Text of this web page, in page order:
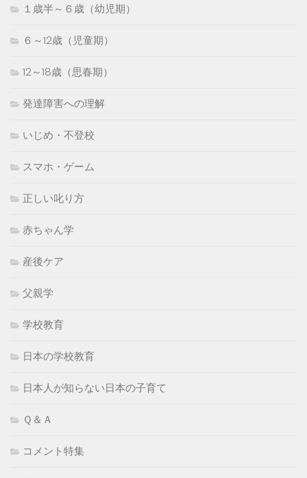
１歳半～６歳（幼児期）
６～12歳（児童期）
12～18歳（思春期）
発達障害への理解
いじめ・不登校
スマホ・ゲーム
正しい叱り方
赤ちゃん学
産後ケア
父親学
学校教育
日本の学校教育
日本人が知らない日本の子育て
Ｑ＆Ａ
コメント特集